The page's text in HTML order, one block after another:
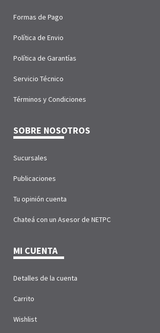
Formas de Pago
Política de Envio
Política de Garantías
Servicio Técnico
Términos y Condiciones
SOBRE NOSOTROS
Sucursales
Publicaciones
Tu opinión cuenta
Chateá con un Asesor de NETPC
MI CUENTA
Detalles de la cuenta
Carrito
Wishlist